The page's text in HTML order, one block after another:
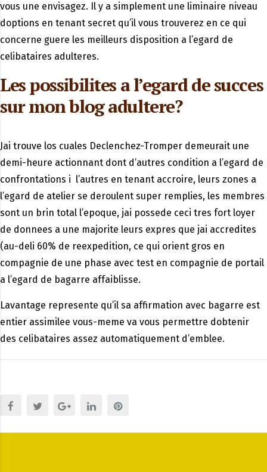
vous une envisagez. Il y a simplement une liminaire niveau
doptions en tenant secret qu’il vous trouverez en ce qui
concerne guere les meilleurs disposition a l’egard de
celibataires adulteres.
Les possibilites a l’egard de succes
sur mon blog adultere?
Jai trouve los cuales Declenchez-Tromper demeurait une
demi-heure actionnant dont d’autres condition a l’egard de
confrontations i l’autres en tenant accroire, leurs zones a
l’egard de atelier se deroulent super remplies, les membres
sont un brin total l’epoque, jai possede ceci tres fort loyer
de donnees a une majorite leurs expres que jai accredites
(au-deli 60% de reexpedition, ce qui orient gros en
compagnie de une phase avec test en compagnie de portail
a l’egard de bagarre affaiblisse.
Lavantage represente qu’il sa affirmation avec bagarre est
entier assimilee vous-meme va vous permettre dobtenir
des celibataires assez automatiquement d’emblee.